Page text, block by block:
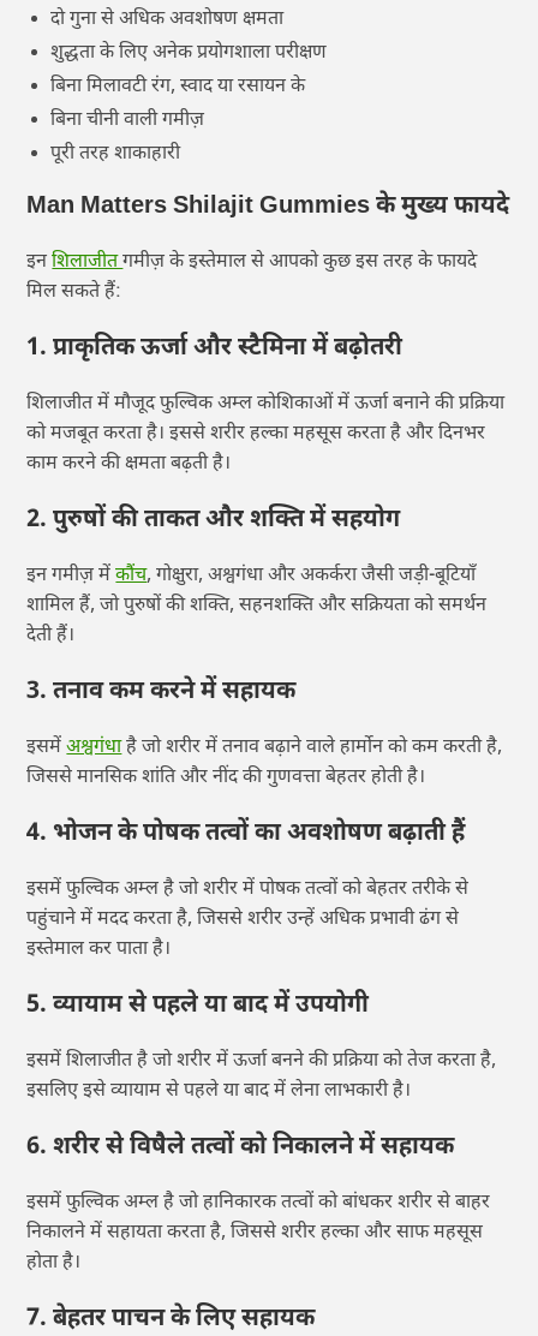
दो गुना से अधिक अवशोषण क्षमता
शुद्धता के लिए अनेक प्रयोगशाला परीक्षण
बिना मिलावटी रंग, स्वाद या रसायन के
बिना चीनी वाली गमीज़
पूरी तरह शाकाहारी
Man Matters Shilajit Gummies के मुख्य फायदे
इनशिलाजीतगमीज़ के इस्तेमाल से आपको कुछ इस तरह के फायदे
मिल सकते हैं:
1. प्राकृतिक ऊर्जा और स्टैमिना में बढ़ोतरी
शिलाजीत में मौजूद फुल्विक अम्ल कोशिकाओं में ऊर्जा बनाने की प्रक्रिया
को मजबूत करता है। इससे शरीर हल्का महसूस करता है और दिनभर
काम करने की क्षमता बढ़ती है।
2. पुरुषों की ताकत और शक्ति में सहयोग
इन गमीज़ मेंकौंच, गोक्षुरा, अश्वगंधा और अकर्करा जैसी जड़ी-बूटियाँ
शामिल हैं, जो पुरुषों की शक्ति, सहनशक्ति और सक्रियता को समर्थन
देती हैं।
3. तनाव कम करने में सहायक
इसमेंअश्वगंधाहै जो शरीर में तनाव बढ़ाने वाले हार्मोन को कम करती है,
जिससे मानसिक शांति और नींद की गुणवत्ता बेहतर होती है।
4. भोजन के पोषक तत्वों का अवशोषण बढ़ाती हैं
इसमें फुल्विक अम्ल है जो शरीर में पोषक तत्वों को बेहतर तरीके से
पहुंचाने में मदद करता है, जिससे शरीर उन्हें अधिक प्रभावी ढंग से
इस्तेमाल कर पाता है।
5. व्यायाम से पहले या बाद में उपयोगी
इसमें शिलाजीत है जो शरीर में ऊर्जा बनने की प्रक्रिया को तेज करता है,
इसलिए इसे व्यायाम से पहले या बाद में लेना लाभकारी है।
6. शरीर से विषैले तत्वों को निकालने में सहायक
इसमें फुल्विक अम्ल है जो हानिकारक तत्वों को बांधकर शरीर से बाहर
निकालने में सहायता करता है, जिससे शरीर हल्का और साफ महसूस
होता है।
7. बेहतर पाचन के लिए सहायक